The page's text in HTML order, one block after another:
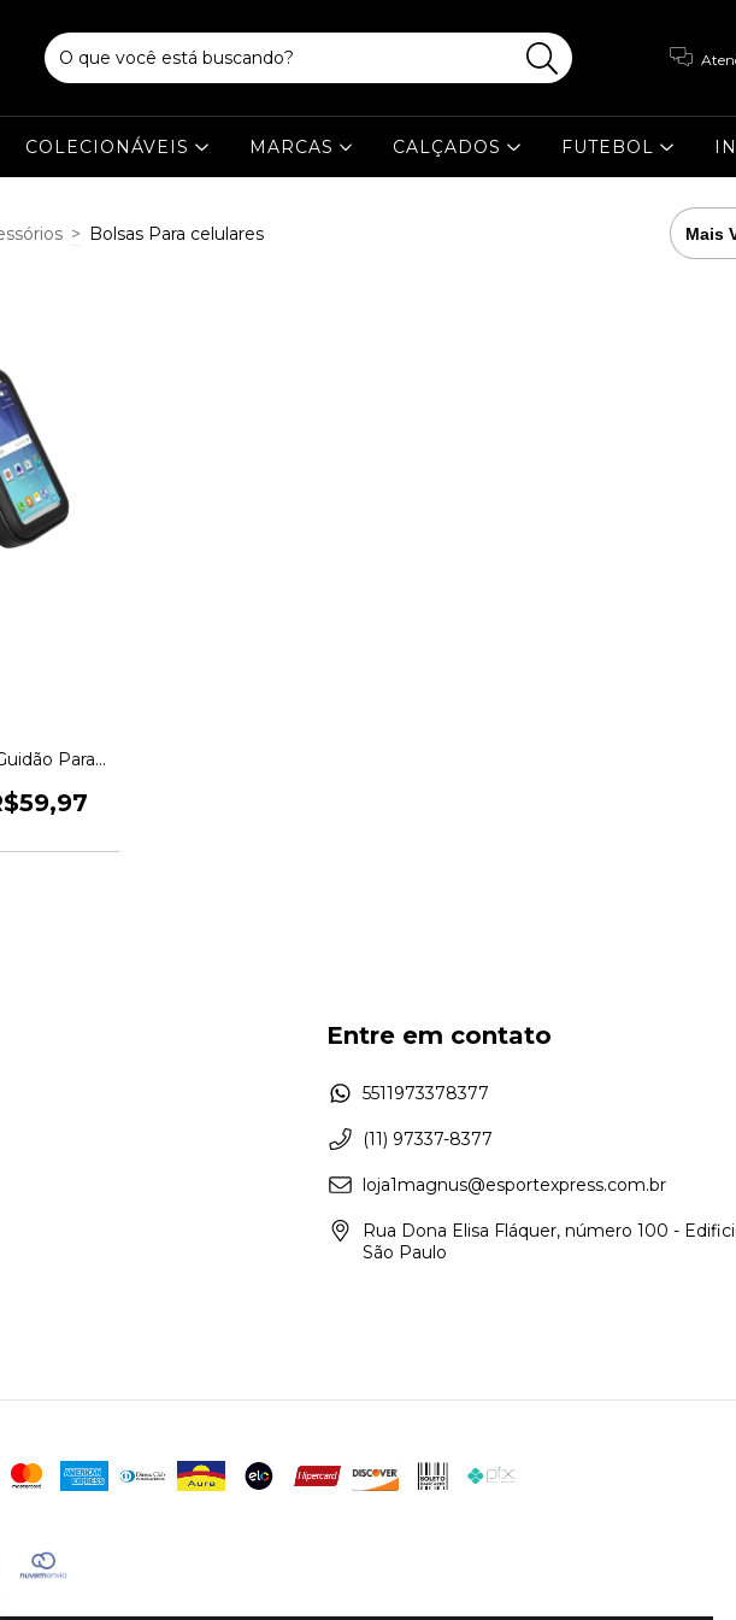
COLECIONÁVEIS MARCAS CALÇADOS FUTEBOL
> Bolsas Para celulares
Para
Entre em contato
5511973378377
(11) 97337-8377
loja1magnus@esportexpress.com.br
Rua Dona Elisa Fláquer, número 100 -
São Paulo